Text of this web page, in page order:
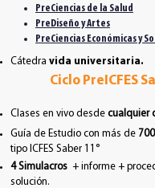
PreCiencias de la Salud
PreDiseño y Artes
PreCiencias Económicas y
Cátedra vida universitaria.
Ciclo PreICFES
Clases en vivo desde cualquier
Guía de Estudio con más de
tipo ICFES Saber 11°
4 Simulacros + informe +
solución.